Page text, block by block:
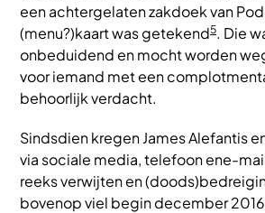
een achtergelaten zakdoek van
(menu?)kaart was getekend5. Die
onbeduidend en mocht worden
voor iemand met een
behoorlijk verdacht.
Sindsdien kregen James Alefantis
via sociale media, telefoon ene-
reeks verwijten en
bovenop viel begin december